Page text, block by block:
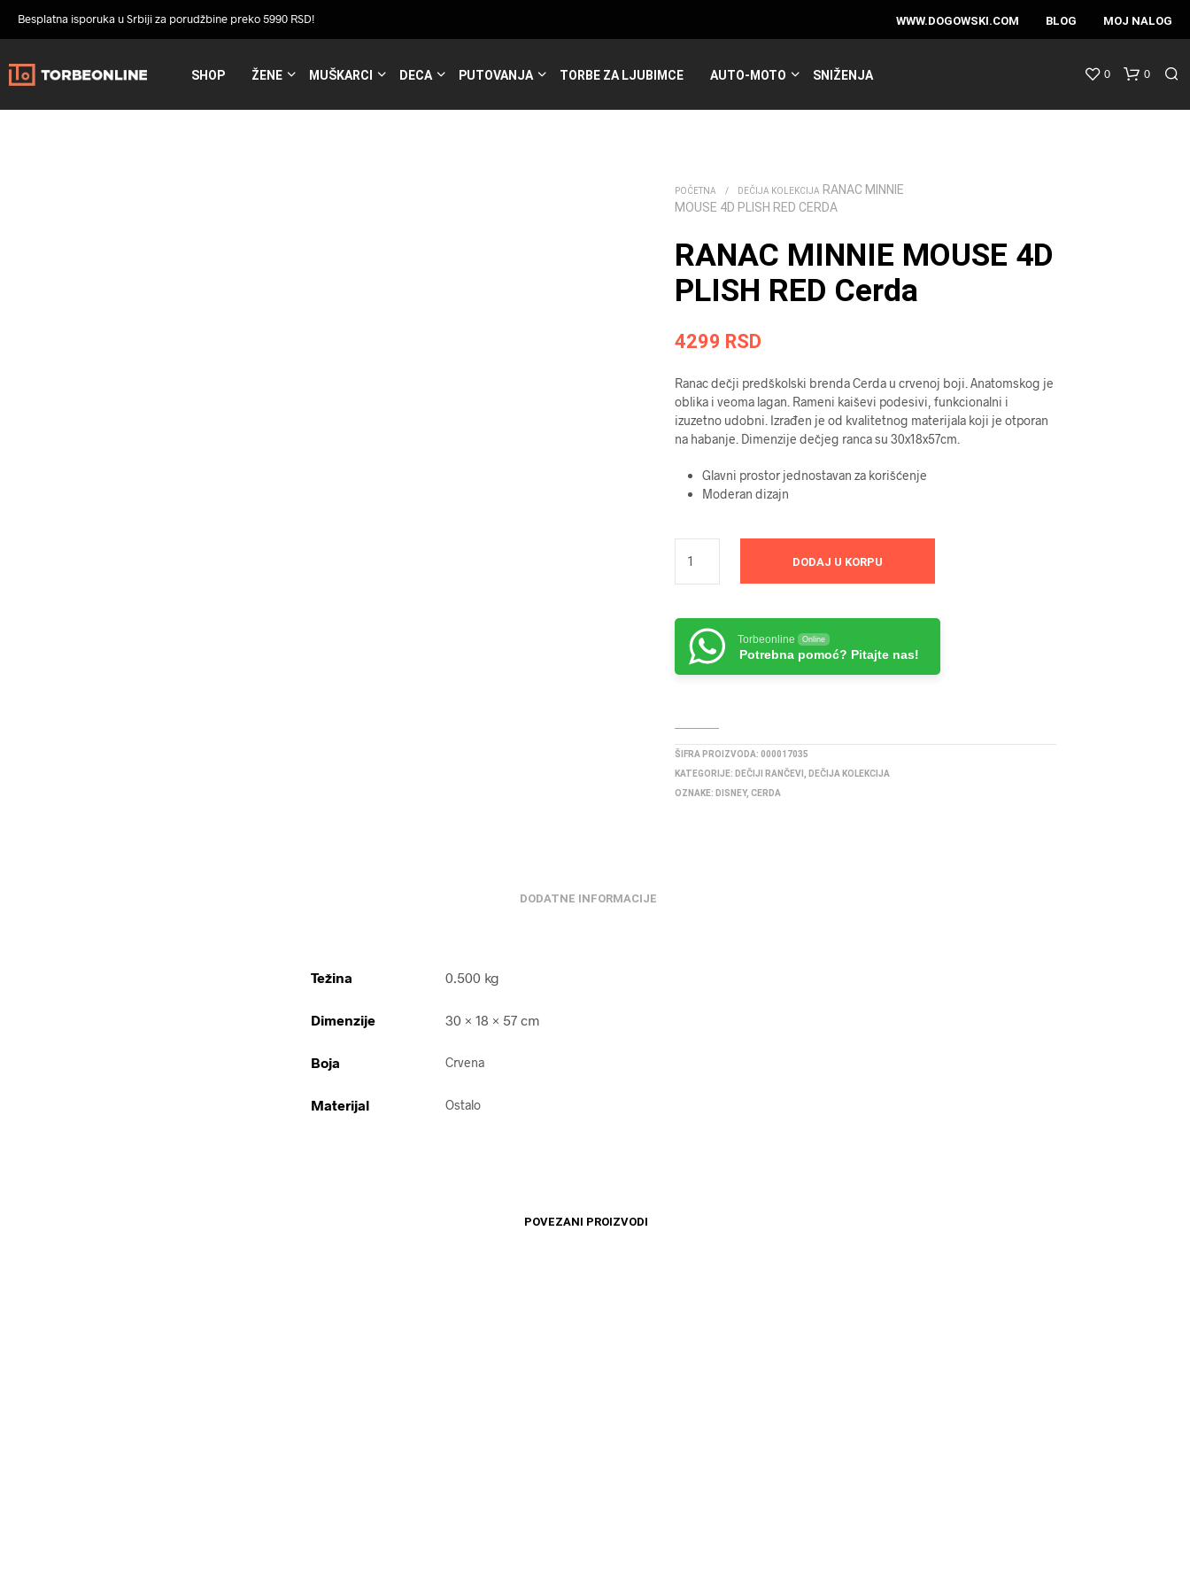
Besplatna isporuka u Srbiji za porudžbine preko 5990 RSD! WWW.DOGOWSKI.COM BLOG MOJ NALOG
SHOP ŽENE MUŠKARCI DECA PUTOVANJA TORBE ZA LJUBIMCE AUTO-MOTO SNIŽENJA 0 0
POČETNA / DEČIJA KOLEKCIJA RANAC MINNIE
MOUSE 4D PLISH RED CERDA
RANAC MINNIE MOUSE 4D
PLISH RED Cerda
4299 RSD
Ranac dečji predškolski brenda Cerda u crvenoj boji. Anatomskog je
oblika i veoma lagan. Rameni kaiševi podesivi, funkcionalni i
izuzetno udobni. Izrađen je od kvalitetnog materijala koji je otporan
na habanje. Dimenzije dečjeg ranca su 30x18x57cm.
Glavni prostor jednostavan za korišćenje
Moderan dizajn
DODAJ U KORPU
Torbeonline Online
Potrebna pomoć? Pitajte nas!
ŠIFRA PROIZVODA:000017035
KATEGORIJE: DEČIJI RANČEVI
DEČIJA KOLEKCIJA
OZNAKE: DISNEY,CERDA
DODATNE INFORMACIJE
Težina 0.500 kg
Dimenzije 30 × 18 × 57 cm
Boja Crvena
Materijal Ostalo
POVEZANI PROIZVODI